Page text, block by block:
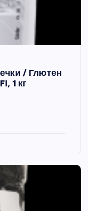
/ Глютен
1 кг